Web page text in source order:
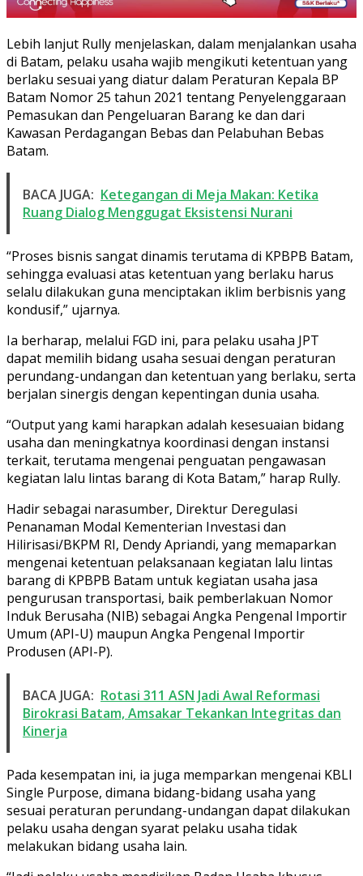
Lebih lanjut Rully menjelaskan, dalam menjalankan usaha
di Batam, pelaku usaha wajib mengikuti ketentuan yang
berlaku sesuai yang diatur dalam Peraturan Kepala BP
Batam Nomor 25 tahun 2021 tentang Penyelenggaraan
Pemasukan dan Pengeluaran Barang ke dan dari
Kawasan Perdagangan Bebas dan Pelabuhan Bebas
Batam.
BACA JUGA: Ketegangan di Meja Makan: Ketika
Ruang Dialog Menggugat Eksistensi Nurani
“Proses bisnis sangat dinamis terutama di KPBPB Batam,
sehingga evaluasi atas ketentuan yang berlaku harus
selalu dilakukan guna menciptakan iklim berbisnis yang
kondusif,” ujarnya.
Ia berharap, melalui FGD ini, para pelaku usaha JPT
dapat memilih bidang usaha sesuai dengan peraturan
perundang-undangan dan ketentuan yang berlaku, serta
berjalan sinergis dengan kepentingan dunia usaha.
“Output yang kami harapkan adalah kesesuaian bidang
usaha dan meningkatnya koordinasi dengan instansi
terkait, terutama mengenai penguatan pengawasan
kegiatan lalu lintas barang di Kota Batam,” harap Rully.
Hadir sebagai narasumber, Direktur Deregulasi
Penanaman Modal Kementerian Investasi dan
Hilirisasi/BKPM RI, Dendy Apriandi, yang memaparkan
mengenai ketentuan pelaksanaan kegiatan lalu lintas
barang di KPBPB Batam untuk kegiatan usaha jasa
pengurusan transportasi, baik pemberlakuan Nomor
Induk Berusaha (NIB) sebagai Angka Pengenal Importir
Umum (API-U) maupun Angka Pengenal Importir
Produsen (API-P).
BACA JUGA: Rotasi 311 ASN Jadi Awal Reformasi
Birokrasi Batam, Amsakar Tekankan Integritas dan
Kinerja
Pada kesempatan ini, ia juga memparkan mengenai KBLI
Single Purpose, dimana bidang-bidang usaha yang
sesuai peraturan perundang-undangan dapat dilakukan
pelaku usaha dengan syarat pelaku usaha tidak
melakukan bidang usaha lain.